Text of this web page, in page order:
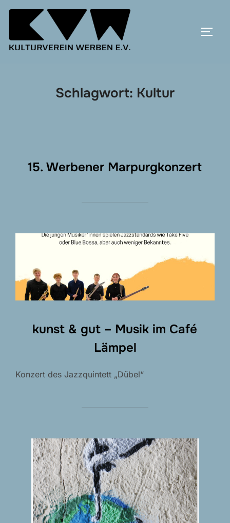
Zum
Schlagwort: Kultur
15. Werbener Marpurgkonzert
kunst & gut – Musik im Café
Lämpel
Konzert des Jazzquintett „Dübel“